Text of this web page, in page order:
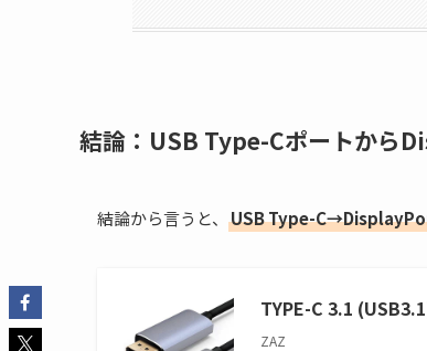
結論：USB Type-Cポートから
結論から言うと、 USB Type-
TYPE-C 3.1
ZAZ